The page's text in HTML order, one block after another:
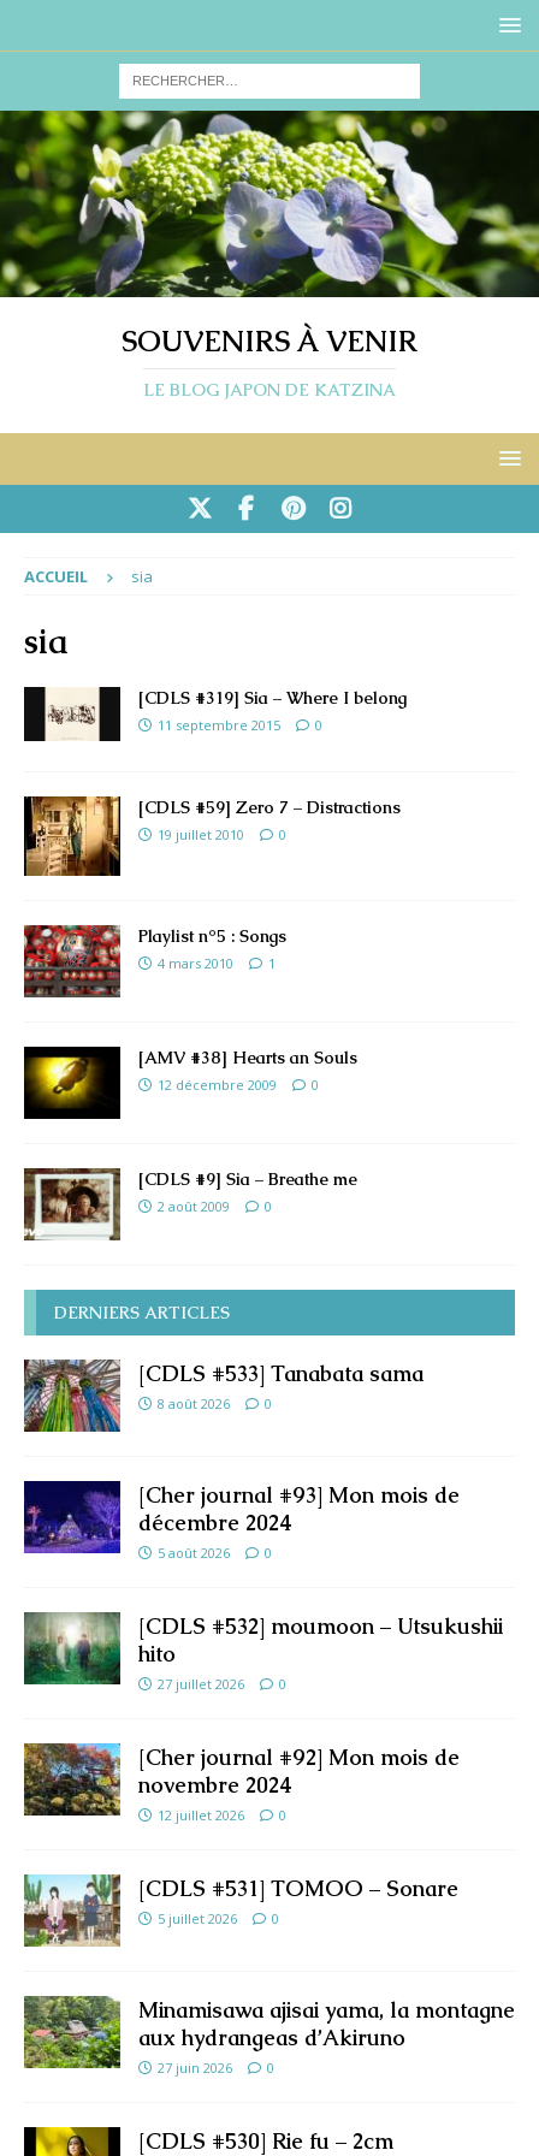
SOUVENIRS À VENIR
LE BLOG JAPON DE KATZINA
ACCUEIL sia
sia
[CDLS #319] Sia – Where I belong
11 septembre 2015 0
[CDLS #59] Zero 7 – Distractions
19 juillet 2010 0
Playlist n°5 : Songs
4 mars 2010 1
[AMV #38] Hearts an Souls
12 décembre 2009 0
[CDLS #9] Sia – Breathe me
2 août 2009 0
DERNIERS ARTICLES
[CDLS #533] Tanabata sama
8 août 2026 0
[Cher journal #93] Mon mois de
décembre 2024
5 août 2026 0
[CDLS #532] moumoon – Utsukushii
hito
27 juillet 2026 0
[Cher journal #92] Mon mois de
novembre 2024
12 juillet 2026 0
[CDLS #531] TOMOO – Sonare
5 juillet 2026 0
Minamisawa ajisai yama, la montagne
aux hydrangeas d’Akiruno
27 juin 2026 0
[CDLS #530] Rie fu – 2cm